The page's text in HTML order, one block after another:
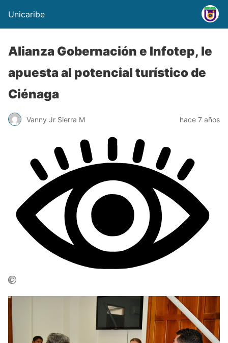
Unicaribe
Alianza Gobernación e Infotep, le
apuesta al potencial turístico de
Ciénaga
Vanny Jr Sierra M hace 7 años